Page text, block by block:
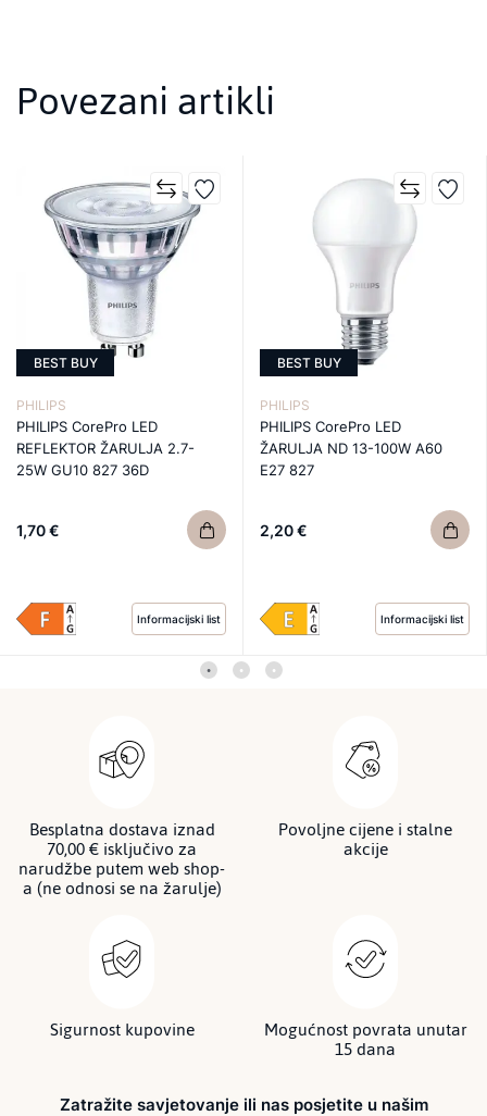
Povezani artikli
BEST BUY
PHILIPS
PHILIPS CorePro LED
REFLEKTOR ŽARULJA 2.7-
25W GU10 827 36D
1,70 €
Informacijski list
BEST BUY
PHILIPS
PHILIPS CorePro LED
ŽARULJA ND 13-100W A60
E27 827
2,20 €
Informacijski list
Besplatna dostava iznad
70,00 € isključivo za
narudžbe putem web shop-
a (ne odnosi se na žarulje)
Povoljne cijene i stalne
akcije
Sigurnost kupovine Mogućnost povrata unutar
15 dana
Zatražite savjetovanje ili nas posjetite u našim